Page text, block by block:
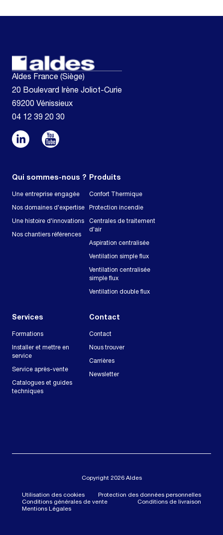
Aldes France (Siège)
20 Boulevard Irène Joliot-Curie
69200 Vénissieux
04 12 39 20 30
Qui sommes-nous ?
Une entreprise engagée
Nos domaines d'expertise
Une histoire d'innovations
Nos chantiers références
Produits
Confort Thermique
Protection incendie
Centrales de traitement
d'air
Aspiration centralisée
Ventilation simple flux
Ventilation centralisée
simple flux
Ventilation double flux
Services
Formations
Installer et mettre en
service
Service après-vente
Catalogues et guides
techniques
Contact
Contact
Nous trouver
Carrières
Newsletter
Copyright 2026 Aldes
Utilisation des cookies
Protection des données personnelles
Conditions générales de vente
Conditions de livraison
Mentions Légales